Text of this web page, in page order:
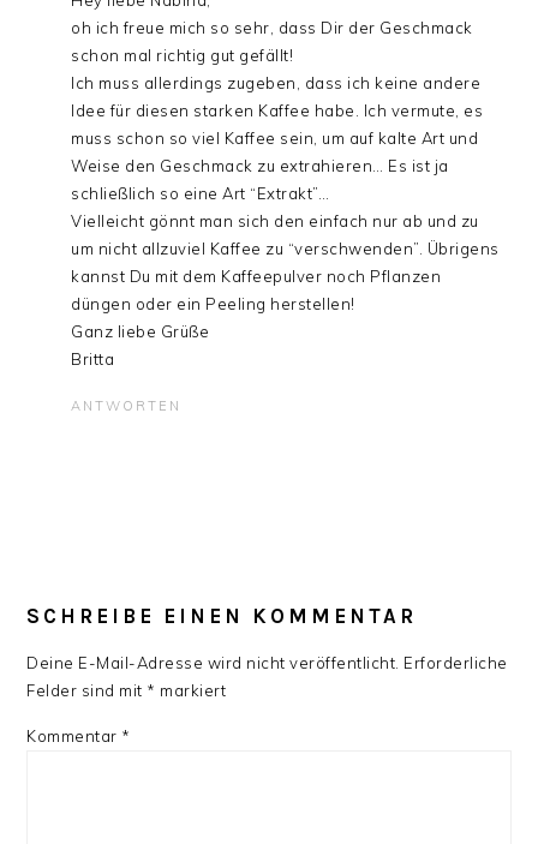
oh ich freue mich so sehr, dass Dir der Geschmack
schon mal richtig gut gefällt!
Ich muss allerdings zugeben, dass ich keine andere
Idee für diesen starken Kaffee habe. Ich vermute, es
muss schon so viel Kaffee sein, um auf kalte Art und
Weise den Geschmack zu extrahieren… Es ist ja
schließlich so eine Art “Extrakt”…
Vielleicht gönnt man sich den einfach nur ab und zu
um nicht allzuviel Kaffee zu “verschwenden”. Übrigens
kannst Du mit dem Kaffeepulver noch Pflanzen
düngen oder ein Peeling herstellen!
Ganz liebe Grüße
Britta
ANTWORTEN
SCHREIBE EINEN KOMMENTAR
Deine E-Mail-Adresse wird nicht veröffentlicht. Erforderliche
Felder sind mit * markiert
Kommentar *